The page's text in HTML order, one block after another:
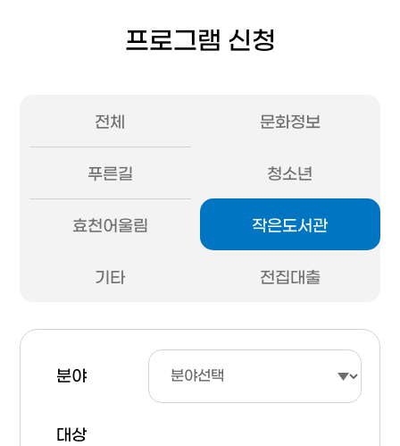
프로그램 신청
전체 문화정보
푸른길 청소년
효천어울림 작은도서관
기타 전집대출
분야
대상